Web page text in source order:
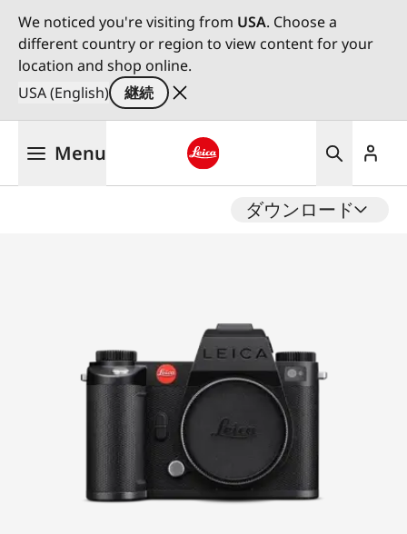
We noticed you're visiting from USA. Choose a
different country or region to view content for your
location and shop online.
USA (English)
継続
Menu
ダウンロード